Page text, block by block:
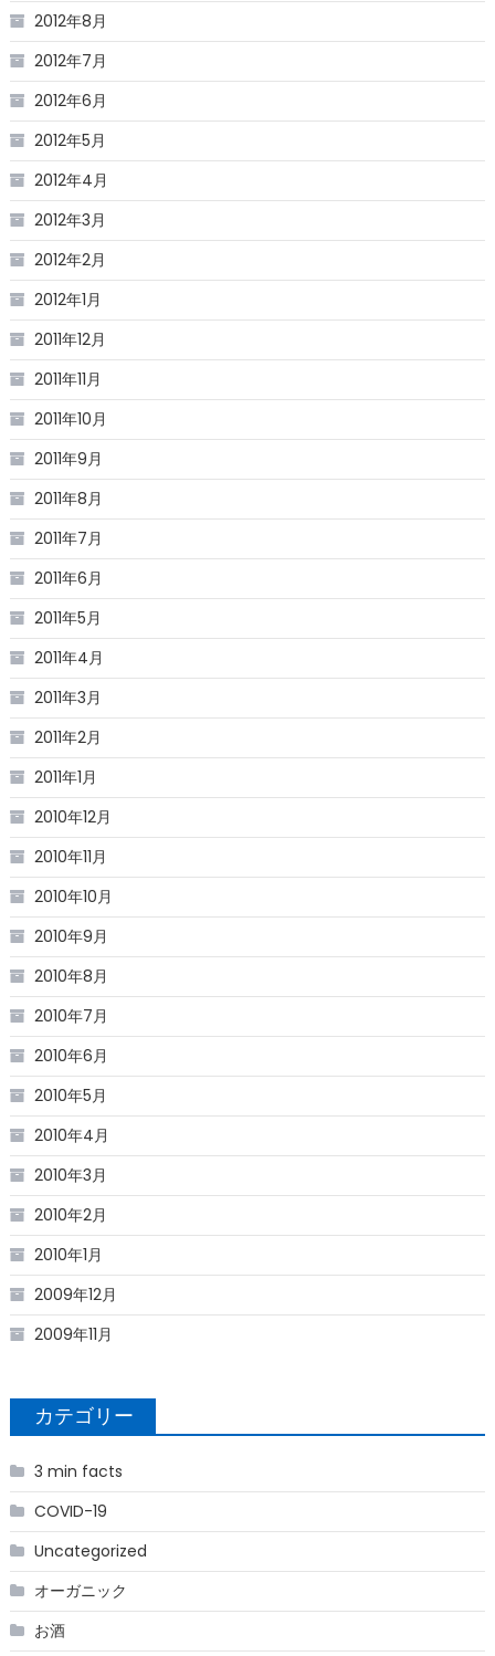
2012年8月
2012年7月
2012年6月
2012年5月
2012年4月
2012年3月
2012年2月
2012年1月
2011年12月
2011年11月
2011年10月
2011年9月
2011年8月
2011年7月
2011年6月
2011年5月
2011年4月
2011年3月
2011年2月
2011年1月
2010年12月
2010年11月
2010年10月
2010年9月
2010年8月
2010年7月
2010年6月
2010年5月
2010年4月
2010年3月
2010年2月
2010年1月
2009年12月
2009年11月
カテゴリー
3 min facts
COVID-19
Uncategorized
オーガニック
お酒